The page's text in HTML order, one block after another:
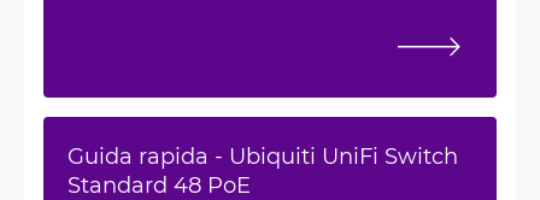
Guida rapida - Ubiquiti UniFi Switch
Standard 48 PoE